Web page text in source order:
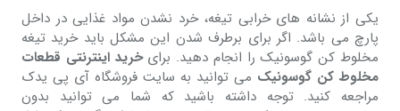
یکی از نشانه های خرابی تیغه، خرد نشدن مواد غذایی در داخل
پارچ می باشد. اگر برای برطرف شدن این مشکل باید خرید تیغه
مخلوط کن گوسونیک را انجام دهید. برایخرید اینترنتی قطعات
مخلوط کن گوسونیک می توانید به سایت فروشگاه آی پی یدک
مراجعه کنید. توجه داشته باشید که شما می توانید بدون